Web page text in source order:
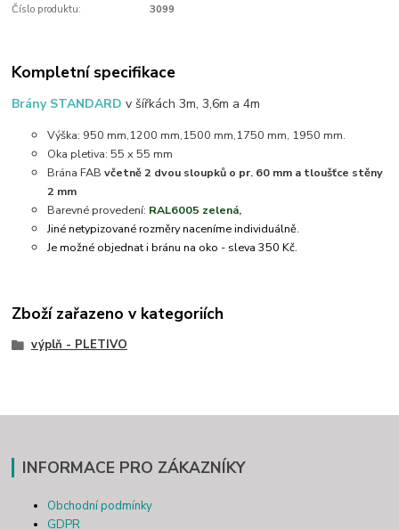
Číslo produktu: 3099
Kompletní specifikace
Brány STANDARD v šířkách 3m, 3,6m a 4m
Výška: 950 mm,1200 mm,1500 mm,1750 mm, 1950 mm.
Oka pletiva: 55 x 55 mm
Brána FABvčetně 2 dvou sloupků o pr. 60 mm a tloušťce stěny
2 mm
Barevné provedení: RAL6005 zelená,
Jiné netypizované rozměry naceníme individuálně.
Je možné objednat i bránu na oko - sleva 350 Kč.
Zboží zařazeno v kategoriích
výplň - PLETIVO
INFORMACE PRO ZÁKAZNÍKY
Obchodní podmínky
GDPR